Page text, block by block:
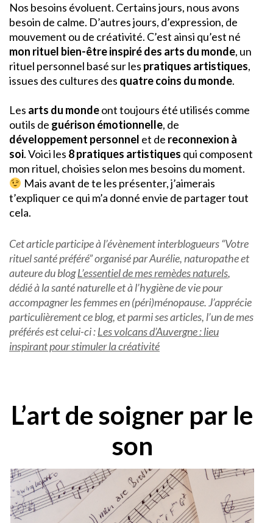
Nos besoins évoluent. Certains jours, nous avons
besoin de calme. D’autres jours, d’expression, de
mouvement ou de créativité. C’est ainsi qu’est né
mon rituel bien-être inspiré des arts du monde, un
rituel personnel basé sur les pratiques artistiques,
issues des cultures des quatre coins du monde.
Les arts du mondeont toujours été utilisés comme
outils de guérison émotionnelle, de
développement personnel et de reconnexion à
soi. Voici les 8 pratiques artistiques qui composent
mon rituel, choisies selon mes besoins du moment.
Mais avant de te les présenter, j’aimerais
t’expliquer ce qui m’a donné envie de partager tout
cela.
Cet article participe à l’évènement interblogueurs “Votre
rituel santé préféré” organisé par Aurélie, naturopathe et
auteure du blogL’essentiel de mes remèdes naturels,
dédié à la santé naturelle et à l’hygiène de vie pour
accompagner les femmes en (péri)ménopause. J’apprécie
particulièrement ce blog, et parmi ses articles, l’un de mes
préférés est celui-ci :Les volcans d’Auvergne : lieu
inspirant pour stimuler la créativité
L’art de soigner par le
son